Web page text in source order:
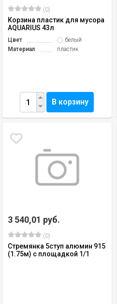
(0)
Корзина пластик для мусора
AQUARIUS 43л
Цвет
белый
Материал
пластик
В корзину
3 540,01 руб.
(0)
Стремянка 5ступ алюмин 915
(1.75м) с площадкой 1/1